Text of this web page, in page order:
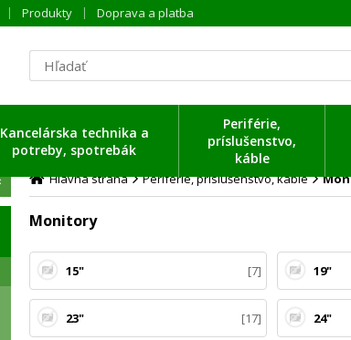
Produkty Doprava a platba
Kancelárska technika a
potreby, spotrebák
Periférie,
príslušenstvo,
káble
Hlavná strana Periférie, príslušenstvo, káble
Monitory
15" 7 19"
23" 17 24"